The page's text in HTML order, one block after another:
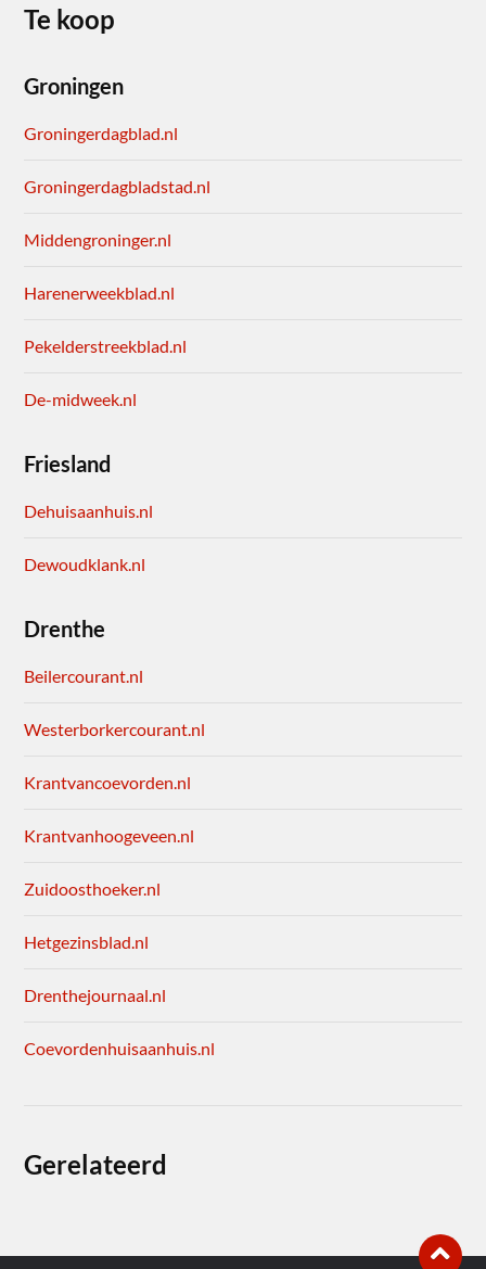
Te koop
Groningen
Groningerdagblad.nl
Groningerdagbladstad.nl
Middengroninger.nl
Harenerweekblad.nl
Pekelderstreekblad.nl
De-midweek.nl
Friesland
Dehuisaanhuis.nl
Dewoudklank.nl
Drenthe
Beilercourant.nl
Westerborkercourant.nl
Krantvancoevorden.nl
Krantvanhoogeveen.nl
Zuidoosthoeker.nl
Hetgezinsblad.nl
Drenthejournaal.nl
Coevordenhuisaanhuis.nl
Gerelateerd